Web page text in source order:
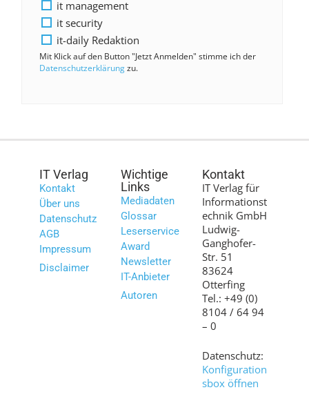
it management
it security
it-daily Redaktion
Mit Klick auf den Button "Jetzt Anmelden" stimme ich der
Datenschutzerklärungzu.
IT Verlag
Kontakt
Über uns
Datenschutz
AGB
Impressum
Disclaimer
Wichtige
Links
Mediadaten
Glossar
Leserservice
Award
Newsletter
IT-Anbieter
Autoren
Kontakt
IT Verlag für
Informationst
echnik GmbH
Ludwig-
Ganghofer-
Str. 51
83624
Otterfing
Tel.: +49 (0)
8104 / 64 94
– 0
Datenschutz:
Konfiguration
sbox öffnen